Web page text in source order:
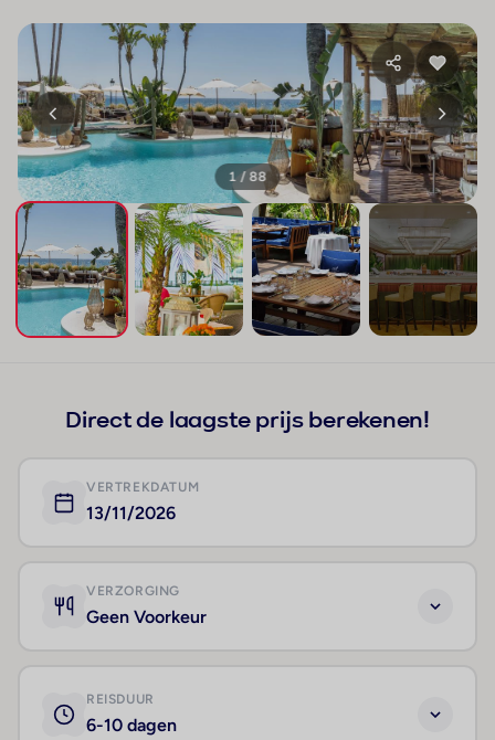
1 / 88
Direct de laagste prijs berekenen!
VERTREKDATUM
13/11/2026
VERZORGING
Geen Voorkeur
REISDUUR
6-10 dagen